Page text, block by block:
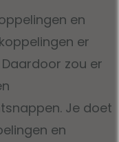
en
er
zou er
Je doet
en